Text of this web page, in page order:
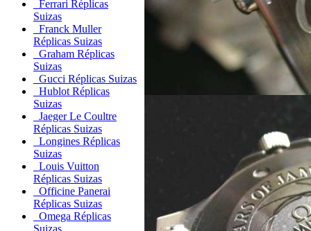
Ferrari Réplicas
Suizas
Franck Muller
Réplicas Suizas
Graham Réplicas
Suizas
Gucci Réplicas Suizas
Hublot Réplicas
Suizas
Jaeger Le Coultre
Réplicas Suizas
Longines Réplicas
Suizas
Louis Vuitton
Réplicas Suizas
Officine Panerai
Réplicas Suizas
Omega Réplicas